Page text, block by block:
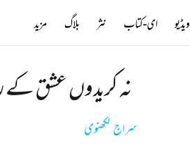
نہ کریدوں عشق کے
سراج لکھنوی
ویڈیو ای-کتاب نثر بلاگ مزید